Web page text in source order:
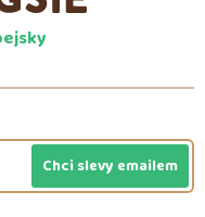
Chci slevy emailem